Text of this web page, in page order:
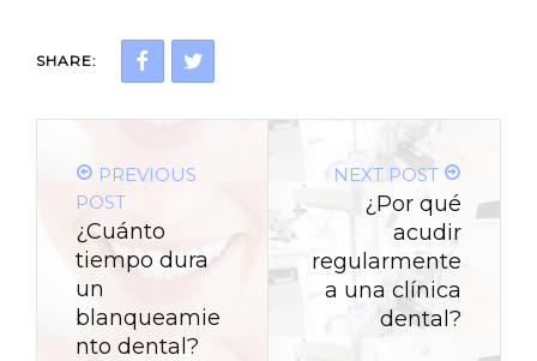
SHARE:
PREVIOUS
POST
¿Cuánto
tiempo dura
un
blanqueamie
nto dental?
NEXT POST
¿Por qué
acudir
regularmente
a una clínica
dental?